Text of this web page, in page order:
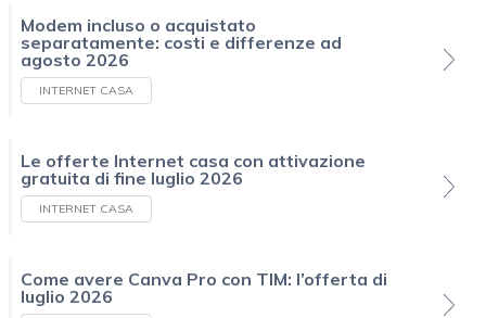
Modem incluso o acquistato
separatamente: costi e differenze ad
agosto 2026
INTERNET CASA
Le offerte Internet casa con attivazione
gratuita di fine luglio 2026
INTERNET CASA
Come avere Canva Pro con TIM: l’offerta di
luglio 2026